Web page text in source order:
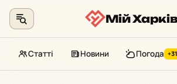
Мій
Статті Новини Погода